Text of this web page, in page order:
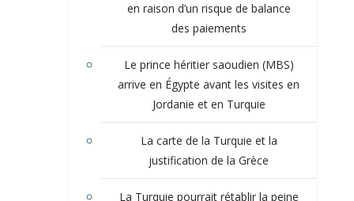
en raison d’un risque de balance
des paiements
Le prince héritier saoudien (MBS)
arrive en Égypte avant les visites en
Jordanie et en Turquie
La carte de la Turquie et la
justification de la Grèce
La Turquie pourrait rétablir la peine